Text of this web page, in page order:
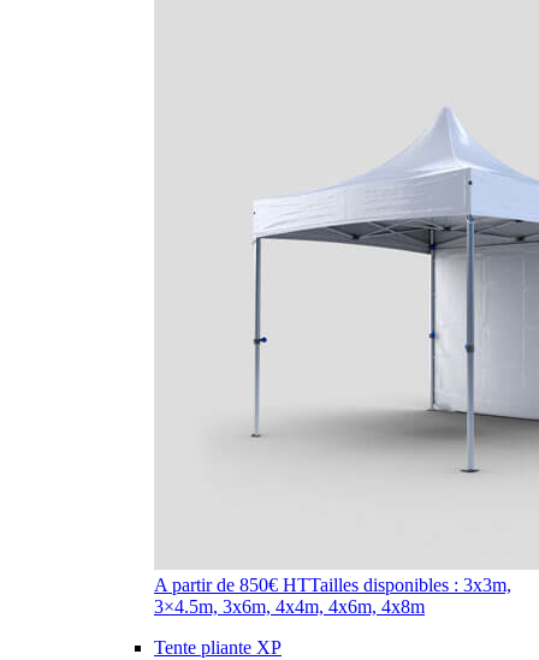
A partir de 850€ HTTailles disponibles : 3x3m,
3×4.5m, 3x6m, 4x4m, 4x6m, 4x8m
Tente pliante XP